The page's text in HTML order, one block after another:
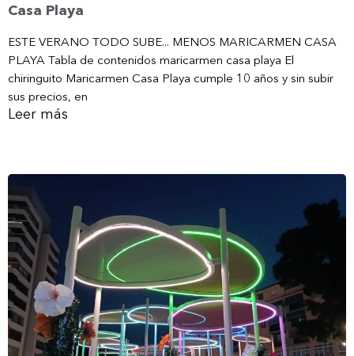
Casa Playa
ESTE VERANO TODO SUBE... MENOS MARICARMEN CASA
PLAYA Tabla de contenidos maricarmen casa playa El
chiringuito Maricarmen Casa Playa cumple 10 años y sin subir
sus precios, en
Leer más